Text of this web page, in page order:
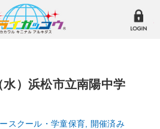
水）浜松市立南陽中学
スクール・学童保育, 開催済み